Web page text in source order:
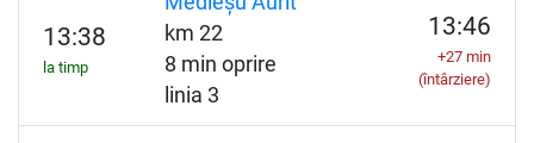
13:38
la timp
km 22
8 min oprire
linia 3
13:46
+27 min
(întârziere)